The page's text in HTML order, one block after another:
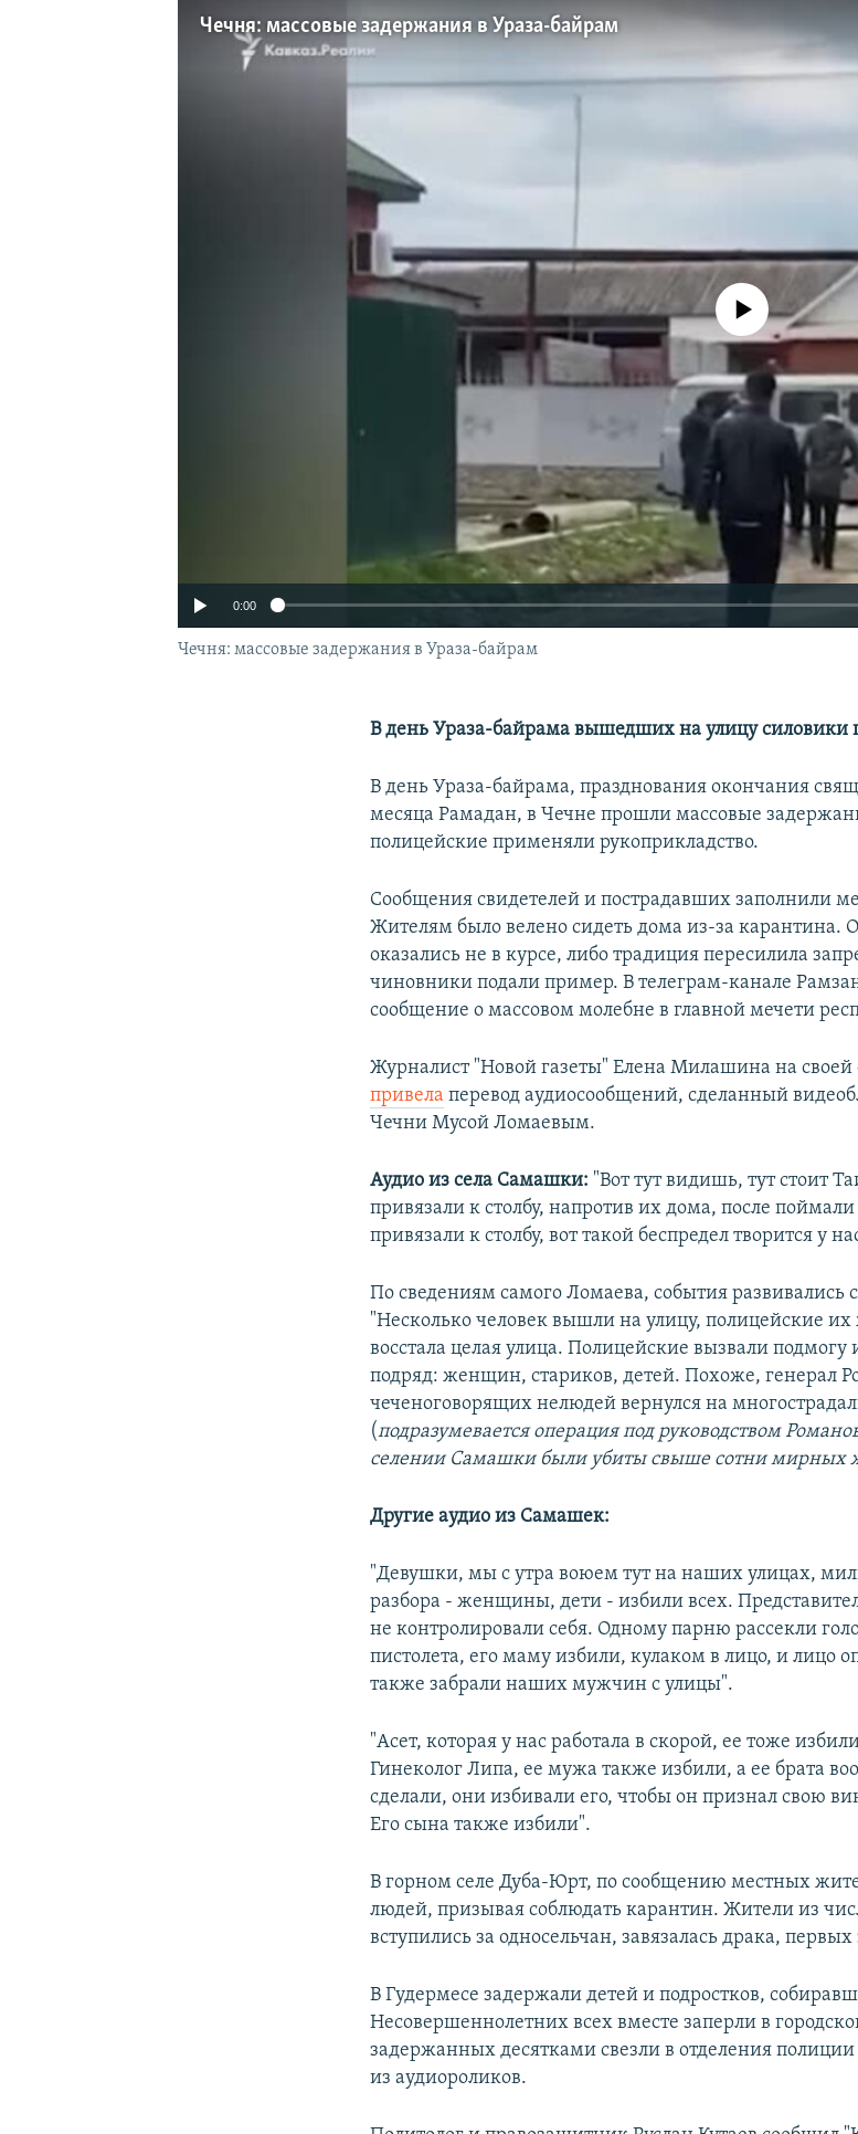
ПОДПИШИТЕСЬ НА РАССЫЛКУ
Чечня: массовые задержания в Ураза-байрам
270p
1080p
No media source currently
0:00
Чечня: массовые задержания в Ураза-байрам
В день Ураза-байрама вышедших на улицу силовики
В день Ураза-байрама, празднования окончания
месяца Рамадан, в Чечне прошли массовые
полицейские применяли рукоприкладство.
Сообщения свидетелей и пострадавших заполнили
Жителям было велено сидеть дома из-за карантина.
оказались не в курсе, либо традиция пересилила
чиновники подали пример. В телеграм-канале
сообщение о массовом молебне в главной мечети
Журналист "Новой газеты" Елена Милашина на своей
привела перевод аудиосообщений, сделанный
Чечни Мусой Ломаевым.
Аудио из села Самашки: "Вот тут видишь, тут стоит
привязали к столбу, напротив их дома, после
привязали к столбу, вот такой беспредел творится у
По сведениям самого Ломаева, события
"Несколько человек вышли на улицу, полицейские их
восстала целая улица. Полицейские вызвали подмогу
подряд: женщин, стариков, детей. Похоже, генерал
чеченоговорящих нелюдей вернулся на
(подразумевается операция под руководством
селении Самашки были убиты свыше сотни мирных
Другие аудио из Самашек:
"Девушки, мы с утра воюем тут на наших улицах,
разбора - женщины, дети - избили всех.
не контролировали себя. Одному парню рассекли
пистолета, его маму избили, кулаком в лицо, и лицо
также забрали наших мужчин с улицы".
"Асет, которая у нас работала в скорой, ее тоже
Гинеколог Липа, ее мужа также избили, а ее брата
сделали, они избивали его, чтобы он признал свою
Его сына также избили".
В горном селе Дуба-Юрт, по сообщению местных
людей, призывая соблюдать карантин. Жители из
вступились за односельчан, завязалась драка,
В Гудермесе задержали детей и подростков,
Несовершеннолетних всех вместе заперли в
задержанных десятками свезли в отделения полиции
из аудиороликов.